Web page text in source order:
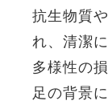
抗生物質
れ、清潔
多様性の
足の背景